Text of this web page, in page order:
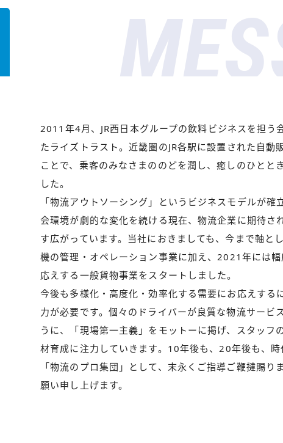
2011年4月、JR西日本グループの飲料ビジネスを担う
たライズトラスト。近畿圏のJR各駅に設置された自動
ことで、乗客のみなさまののどを潤し、癒しのひとと
した。
「物流アウトソーシング」というビジネスモデルが確
会環境が劇的な変化を続ける現在、物流企業に期待さ
す広がっています。当社におきましても、今まで軸と
機の管理・オペレーション事業に加え、2021年には幅
応えする一般貨物事業をスタートしました。
今後も多様化・高度化・効率化する需要にお応えする
力が必要です。個々のドライバーが良質な物流サービ
うに、「現場第一主義」をモットーに掲げ、スタッフ
材育成に注力していきます。10年後も、20年後も、時
「物流のプロ集団」として、末永くご指導ご鞭撻賜り
願い申し上げます。